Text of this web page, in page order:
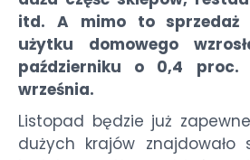
itd. A mimo to sprzedaż
użytku domowego
październiku o 0,4
września.
Listopad będzie już
dużych krajów